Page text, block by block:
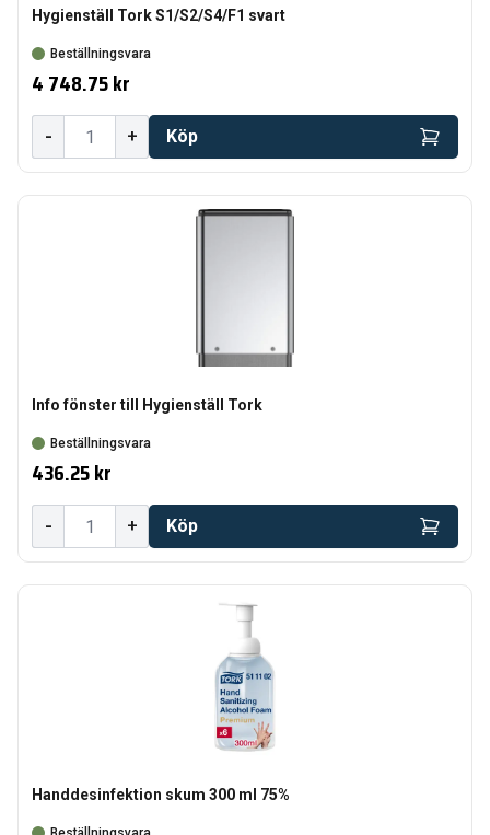
Hygienställ Tork S1/S2/S4/F1 svart
Beställningsvara
4 748.75 kr
- + Köp
Info fönster till Hygienställ Tork
Beställningsvara
436.25 kr
- + Köp
Handdesinfektion skum 300 ml 75%